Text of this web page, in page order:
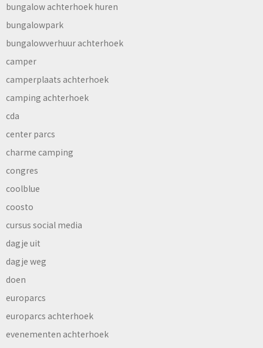
bungalow achterhoek huren
bungalowpark
bungalowverhuur achterhoek
camper
camperplaats achterhoek
camping achterhoek
cda
center parcs
charme camping
congres
coolblue
coosto
cursus social media
dagje uit
dagje weg
doen
europarcs
europarcs achterhoek
evenementen achterhoek